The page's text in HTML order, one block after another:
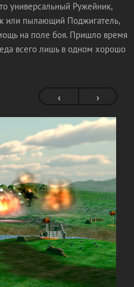
универсальный Ружейник,
или пылающий Поджигатель,
на поле боя. Пришло время
всего лишь в одном хорошо
‹ ›